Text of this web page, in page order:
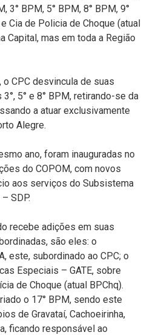
3° BPM, 5° BPM, 8° BPM, 9°
Cia de Policia de Choque (atual
Capital, mas em toda a Região
CPC desvincula de suas
5° e 8° BPM, retirando-se da
a atuar exclusivamente
Alegre.
ano, foram inauguradas no
do COPOM, com novos
aos serviços do Subsistema
SDP.
recebe adições em suas
são eles: o
este, subordinado ao CPC; o
Especiais – GATE, sobre
de Choque (atual BPChq).
o 17° BPM, sendo este
de Gravataí, Cachoeirinha,
ficando responsável ao